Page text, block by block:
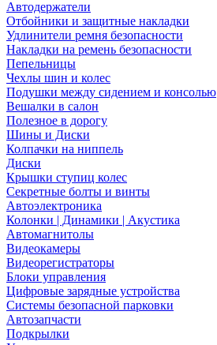
Автодержатели
Отбойники и защитные накладки
Удлинители ремня безопасности
Накладки на ремень безопасности
Пепельницы
Чехлы шин и колес
Подушки между сидением и консолью
Вешалки в салон
Полезное в дорогу
Шины и Диски
Колпачки на ниппель
Диски
Крышки ступиц колес
Секретные болты и винты
Автоэлектроника
Колонки | Динамики | Акустика
Автомагнитолы
Видеокамеры
Видеорегистраторы
Блоки управления
Цифровые зарядные устройства
Системы безопасной парковки
Автозапчасти
Подкрылки